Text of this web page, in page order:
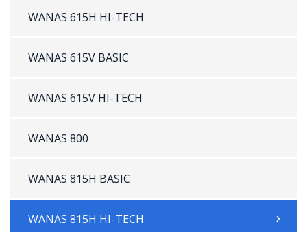
WANAS 615H HI-TECH
WANAS 615V BASIC
WANAS 615V HI-TECH
WANAS 800
WANAS 815H BASIC
WANAS 815H HI-TECH